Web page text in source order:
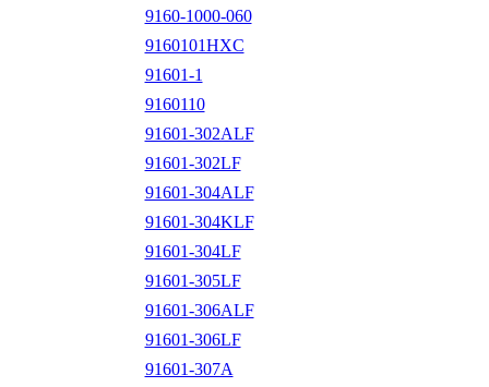
9160-1000-060
9160101HXC
91601-1
9160110
91601-302ALF
91601-302LF
91601-304ALF
91601-304KLF
91601-304LF
91601-305LF
91601-306ALF
91601-306LF
91601-307A